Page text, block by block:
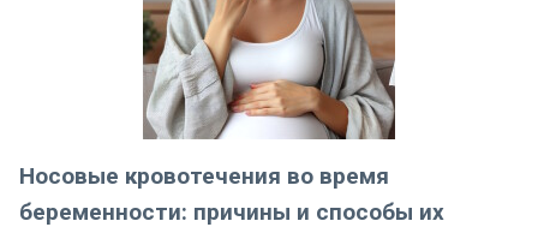
Носовые кровотечения во время
беременности: причины и способы их